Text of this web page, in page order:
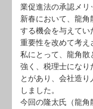
業促進法の承認メリ
新春において、龍
する機会を与えてい
重要性を改めて考え
私にとって、龍角散
強く、税理士になり
とがあり、会社造
しました。
今回の隆太氏（龍角